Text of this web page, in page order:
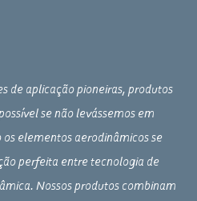
de aplicação pioneiras, produtos
se não levássemos em
elementos aerodinâmicos se
perfeita entre tecnologia de
Nossos produtos combinam